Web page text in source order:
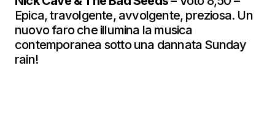
Epica, travolgente, avvolgente, preziosa. Un
nuovo faro che illumina la musica
contemporanea sotto una dannata Sunday
rain!